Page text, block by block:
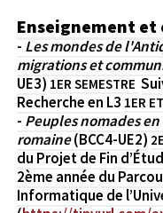
Enseignement
- Les mondes de
migrations et
UE3) 1ER SEMESTRE
Recherche en L3 1ER
- Peuples nomades
romaine(BCC4-UE2)
du Projet de Fin
2ème année du
Informatique de